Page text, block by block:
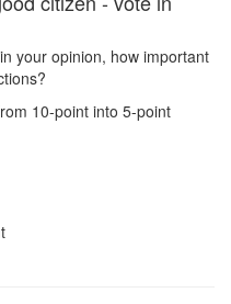
your opinion, how important
10-point into 5-point